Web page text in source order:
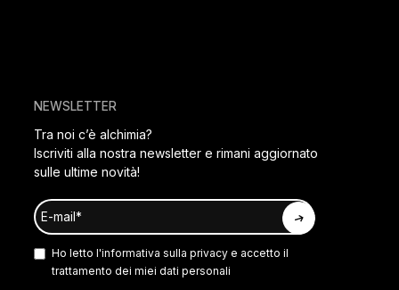
NEWSLETTER
Tra noi c’è alchimia?
Iscriviti alla nostra newsletter e rimani aggiornato
sulle ultime novità!
Ho letto l'informativa sulla privacy
trattamento dei miei dati personali